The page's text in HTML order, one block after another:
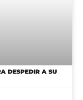
DESPEDIR A SU